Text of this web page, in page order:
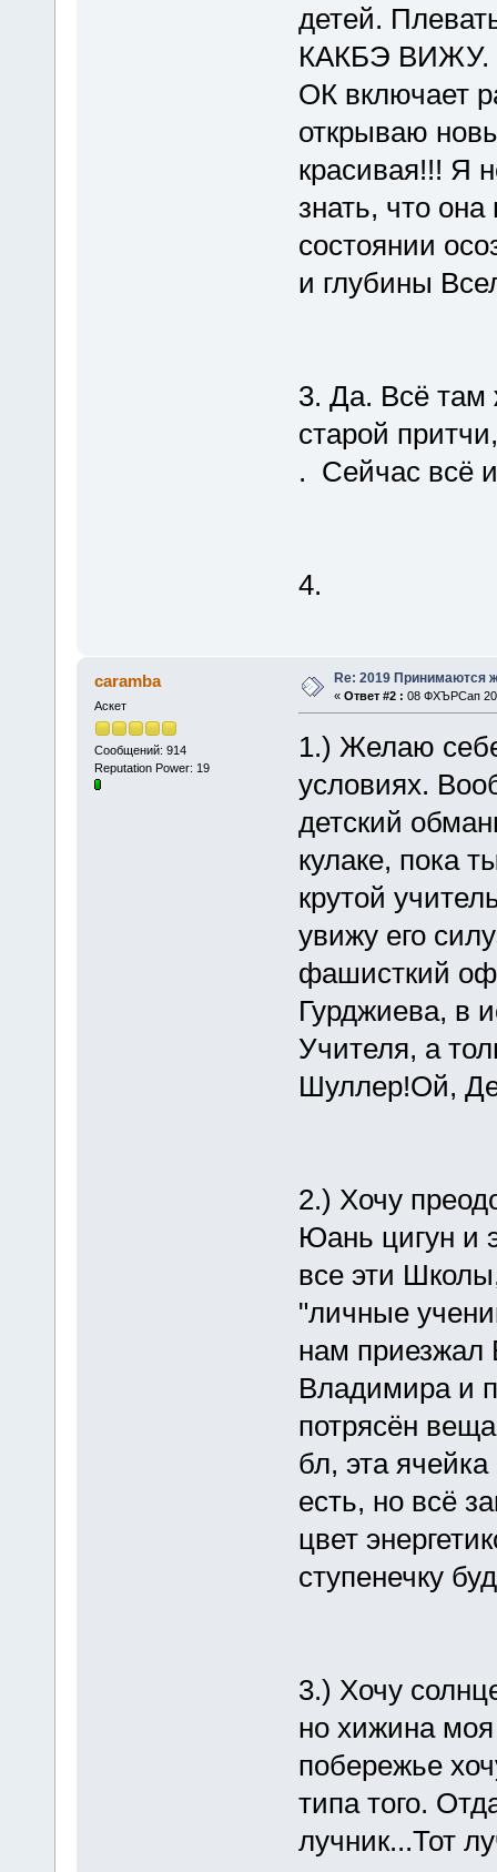
детей.
КАКБЭ ВИЖУ.
ОК включает
открываю
красивая!!! Я
знать, что
состоянии
и глубины
3. Да. Всё там
старой
. Сейчас всё
4.
caramba
Аскет
Сообщений: 914
Reputation Power: 19
Re: 2019 Принимаются
« Ответ #2 : 08 ФХЪРСап
1.) Желаю
условиях.
детский
кулаке, пока
крутой
увижу его
фашисткий
Гурджиева, в
Учителя, а
Шуллер!Ой,
2.) Хочу
Юань цигун и
все эти
"личные
нам приезжал
Владимира и
потрясён
бл, эта
есть, но всё
цвет
ступенечку
3.) Хочу
но хижина
побережье
типа того.
лучник...Тот